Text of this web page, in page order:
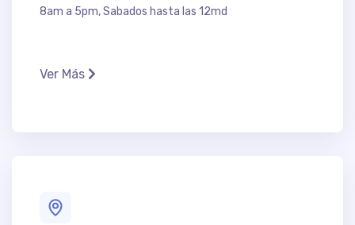
8am a 5pm, Sabados hasta las 12md
Ver Más